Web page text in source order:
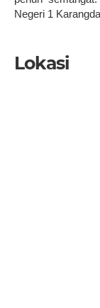
Negeri 1
Lokasi